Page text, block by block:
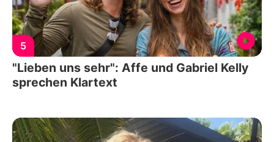
5
"Lieben uns sehr": Affe und Gabriel Kelly
sprechen Klartext